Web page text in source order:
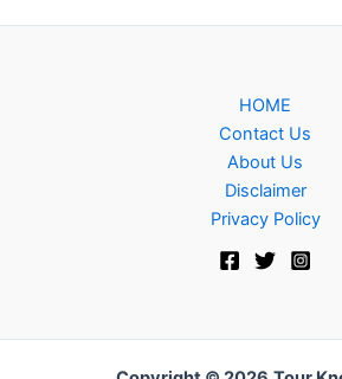
HOME
Contact Us
About Us
Disclaimer
Privacy Policy